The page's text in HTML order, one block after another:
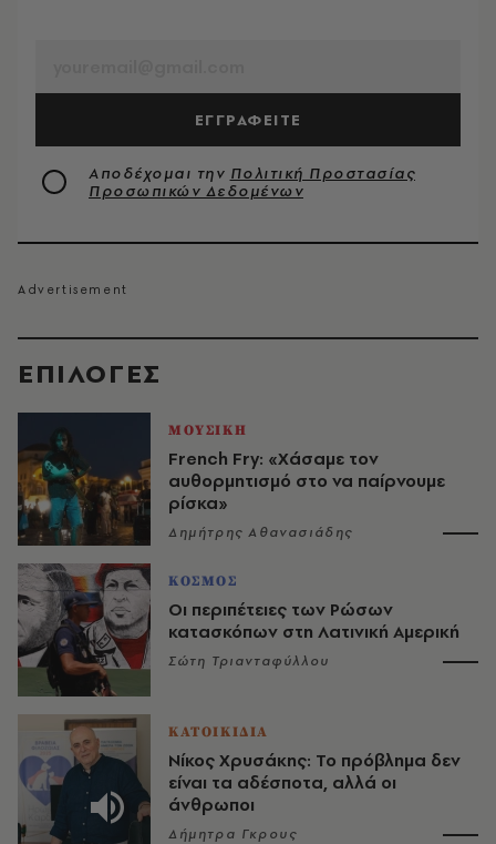
EΠΙΛΟΓΈΣ
ΜΟΥΣΙΚΗ
French Fry: «Χάσαμε τον
αυθορμητισμό στο να παίρνουμε
ρίσκα»
Δημήτρης Αθανασιάδης
ΚΟΣΜΟΣ
Οι περιπέτειες των Ρώσων
κατασκόπων στη Λατινική Αμερική
Σώτη Τριανταφύλλου
ΚΑΤΟΙΚΙΔΙΑ
Νίκος Χρυσάκης: Το πρόβλημα δεν
είναι τα αδέσποτα, αλλά οι
άνθρωποι
Δήμητρα Γκρους
ΕΓΓΡΑΦΕΙΤΕ
Αποδέχομαι την Πολιτική Προστασίας
Προσωπικών Δεδομένων